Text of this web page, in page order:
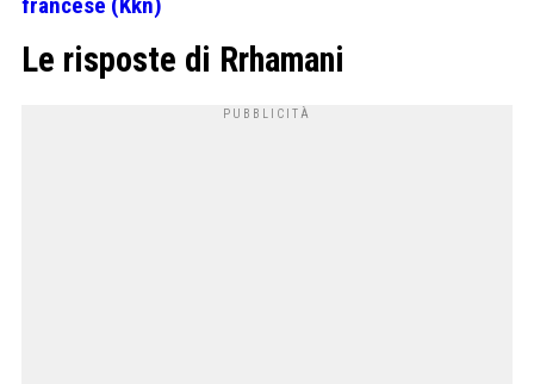
francese (Kkn)
Le risposte di Rrhamani